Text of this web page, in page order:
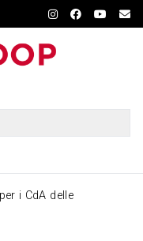
i CdA delle